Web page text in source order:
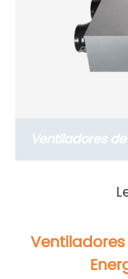
Ventiladores
térmica